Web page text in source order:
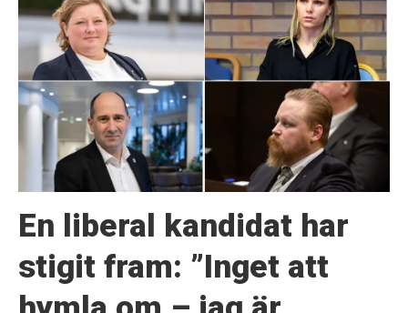
En liberal kandidat har
stigit fram: ”Inget att